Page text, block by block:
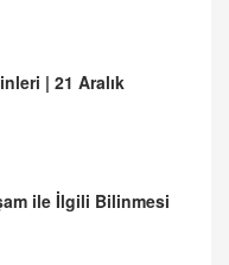
ile İlgili Bilinmesi